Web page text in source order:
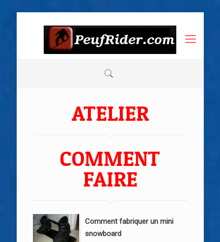
ATELIER
COMMENT
FAIRE
Comment fabriquer un mini
snowboard